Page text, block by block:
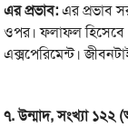
এরপ্রভাব:এর প্রভাব
ওপর। ফলাফল হিসেবে
এক্সপেরিমেন্ট।
৭.উন্মাদ,সংখ্যা১২২ (